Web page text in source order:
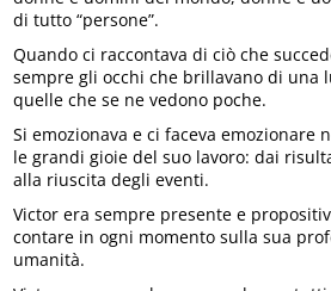
di tutto “persone”.
Quando ci raccontava di ciò che
sempre gli occhi che brillavano di una
quelle che se ne vedono poche.
Si emozionava e ci faceva emozionare
le grandi gioie del suo lavoro: dai
alla riuscita degli eventi.
Victor era sempre presente e
contare in ogni momento sulla sua
umanità.